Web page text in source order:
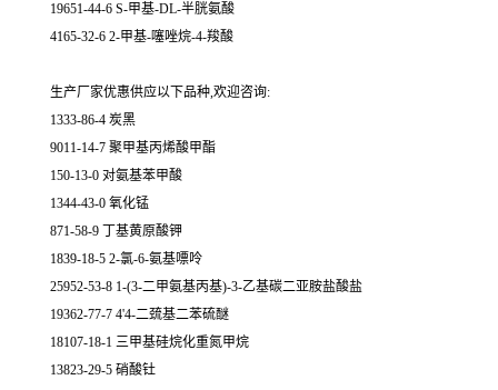
19651-44-6 S-甲基-DL-半胱氨酸
4165-32-6 2-甲基-噻唑烷-4-羧酸
生产厂家优惠供应以下品种,欢迎咨询:
1333-86-4 炭黑
9011-14-7 聚甲基丙烯酸甲酯
150-13-0 对氨基苯甲酸
1344-43-0 氧化锰
871-58-9 丁基黄原酸钾
1839-18-5 2-氯-6-氨基嘌呤
25952-53-8 1-(3-二甲氨基丙基)-3-乙基碳二亚胺盐酸盐
19362-77-7 4'4-二巯基二苯硫醚
18107-18-1 三甲基硅烷化重氮甲烷
13823-29-5 硝酸钍